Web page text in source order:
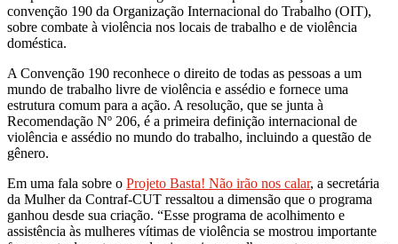
convenção 190 da Organização Internacional do Trabalho (OIT),
sobre combate à violência nos locais de trabalho e de violência
doméstica.
A Convenção 190 reconhece o direito de todas as pessoas a um
mundo de trabalho livre de violência e assédio e fornece uma
estrutura comum para a ação. A resolução, que se junta à
Recomendação Nº 206, é a primeira definição internacional de
violência e assédio no mundo do trabalho, incluindo a questão de
gênero.
Em uma fala sobre o Projeto Basta! Não irão nos calar, a secretária
da Mulher da Contraf-CUT ressaltou a dimensão que o programa
ganhou desde sua criação. “Esse programa de acolhimento e
assistência às mulheres vítimas de violência se mostrou importante